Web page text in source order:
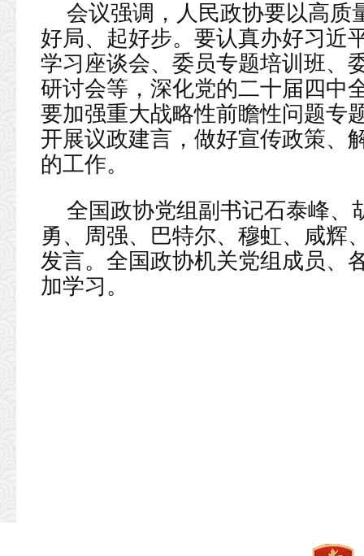
会议强调，人民政协要以高质
好局、起好步。要认真办好习近
学习座谈会、委员专题培训班、
研讨会等，深化党的二十届四中
要加强重大战略性前瞻性问题专
开展议政建言，做好宣传政策、
的工作。
全国政协党组副书记石泰峰、
勇、周强、巴特尔、穆虹、咸辉
发言。全国政协机关党组成员、
加学习。